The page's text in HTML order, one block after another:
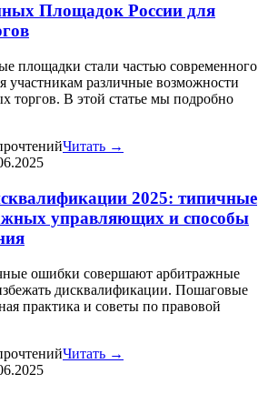
Площадок России для
площадки стали частью современного
участникам различные возможности
торгов. В этой статье мы подробно
Читать →
2025: типичные
управляющих и способы
ошибки совершают арбитражные
дисквалификации. Пошаговые
практика и советы по правовой
Читать →